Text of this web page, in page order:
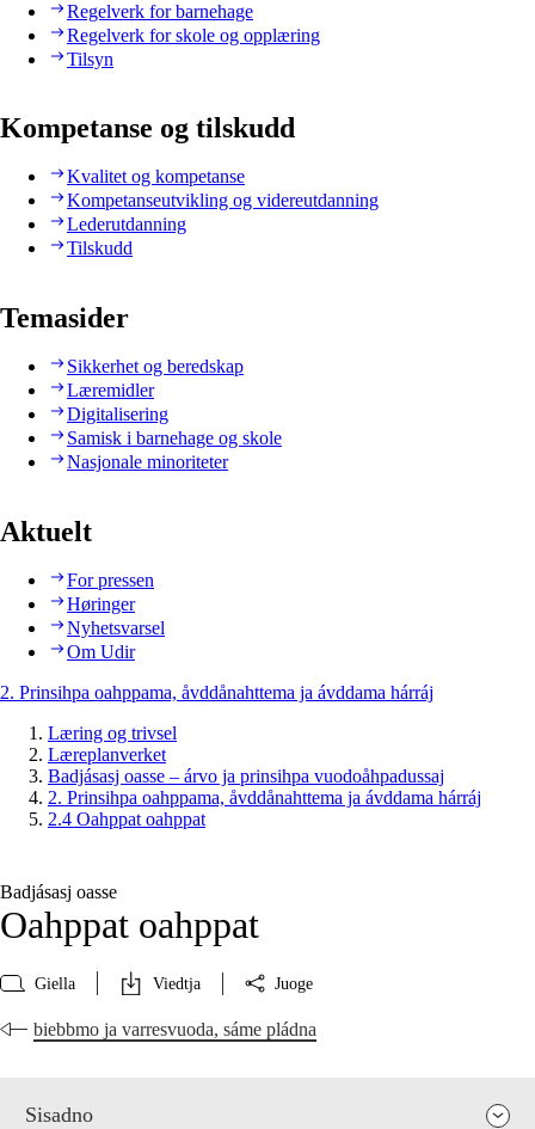
Regelverk for barnehage
Regelverk for skole og opplæring
Tilsyn
Kompetanse og tilskudd
Kvalitet og kompetanse
Kompetanseutvikling og videreutdanning
Lederutdanning
Tilskudd
Temasider
Sikkerhet og beredskap
Læremidler
Digitalisering
Samisk i barnehage og skole
Nasjonale minoriteter
Aktuelt
For pressen
Høringer
Nyhetsvarsel
Om Udir
2. Prinsihpa oahppama, åvddånahttema ja ávddama hárráj
Læring og trivsel
Læreplanverket
Badjásasj oasse – árvo ja prinsihpa vuodoåhpadussaj
2. Prinsihpa oahppama, åvddånahttema ja ávddama hárráj
2.4 Oahppat oahppat
Badjásasj oasse
Oahppat oahppat
Giella Viedtja Juoge
biebbmo ja varresvuoda, sáme pládna
Sisadno